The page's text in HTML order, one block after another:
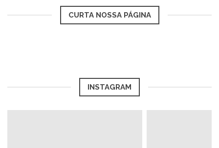
CURTA NOSSA PÁGINA
INSTAGRAM